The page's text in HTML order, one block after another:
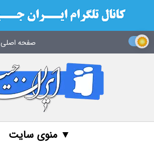
صفحه اصلی
▼ منوی سایت